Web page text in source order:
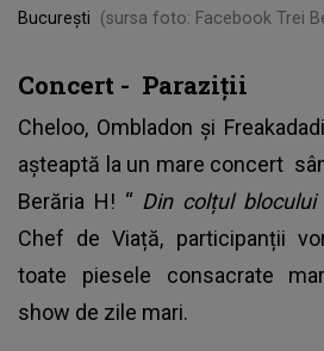
București (sursa foto: Facebook Trei
Concert - Paraziții
Cheloo, Ombladon și
așteaptă la un mare concert
Berăria H! “ Din colțul blocului
Chef de Viață, participanții
toate piesele consacrate
show de zile mari.